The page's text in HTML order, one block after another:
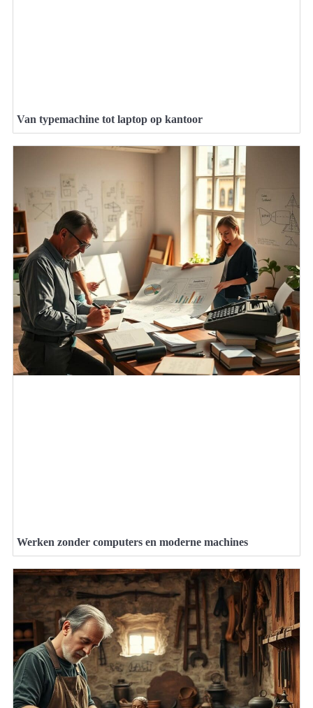
Van typemachine tot laptop op kantoor
Werken zonder computers en moderne machines